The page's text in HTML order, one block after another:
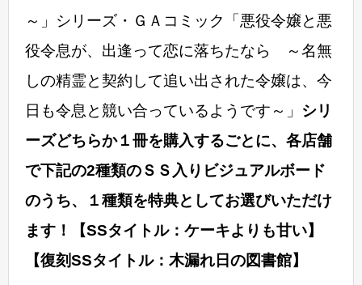
～」シリーズ・ＧＡコミック「悪役令嬢と悪
役令息が、出逢って恋に落ちたなら ～名無
しの精霊と契約して追い出された令嬢は、今
日も令息と競い合っているようです～」 シリ
ーズどちらか１冊を購入するごとに、各店舗
で下記の2種類のＳＳ入りビジュアルボード
のうち、１種類を特典としてお選びいただけ
ます！
【SSタイトル：ケーキよりも甘い】
【復刻SSタイトル：木漏れ日の図書館】